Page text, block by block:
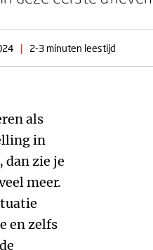
| 2-3 minuten leestijd
als
in
dan zie je
meer.
en zelfs